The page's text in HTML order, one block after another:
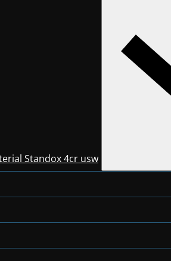
Standox 4cr usw